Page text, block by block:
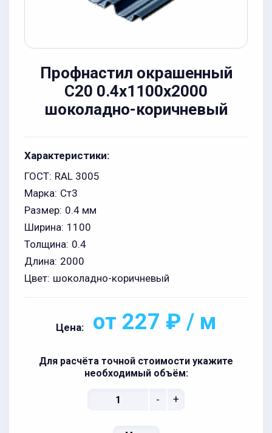
Профнастил окрашенный
С20 0.4x1100x2000
шоколадно-коричневый
Характеристики:
ГОСТ: RAL 3005
Марка: Ст3
Размер: 0.4 мм
Ширина: 1100
Толщина: 0.4
Длина: 2000
Цвет: шоколадно-коричневый
Цена: от 227 ₽ / м
Для расчёта точной стоимости укажите
необходимый объём:
- +